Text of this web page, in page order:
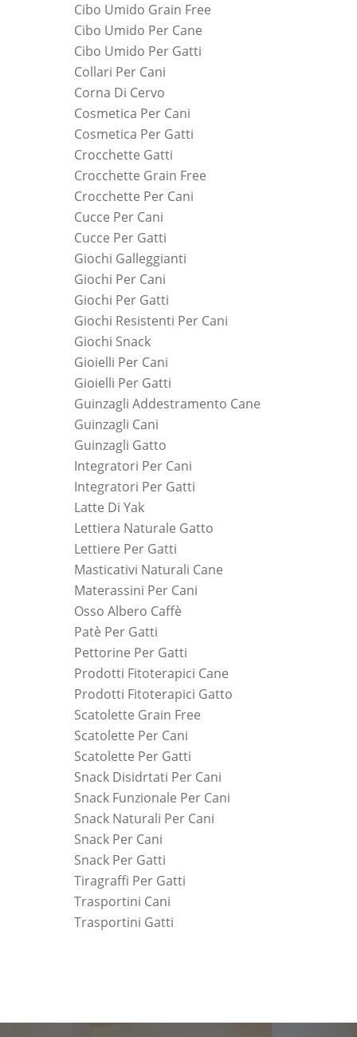
Cibo Umido Grain Free
Cibo Umido Per Cane
Cibo Umido Per Gatti
Collari Per Cani
Corna Di Cervo
Cosmetica Per Cani
Cosmetica Per Gatti
Crocchette Gatti
Crocchette Grain Free
Crocchette Per Cani
Cucce Per Cani
Cucce Per Gatti
Giochi Galleggianti
Giochi Per Cani
Giochi Per Gatti
Giochi Resistenti Per Cani
Giochi Snack
Gioielli Per Cani
Gioielli Per Gatti
Guinzagli Addestramento Cane
Guinzagli Cani
Guinzagli Gatto
Integratori Per Cani
Integratori Per Gatti
Latte Di Yak
Lettiera Naturale Gatto
Lettiere Per Gatti
Masticativi Naturali Cane
Materassini Per Cani
Osso Albero Caffè
Patè Per Gatti
Pettorine Per Gatti
Prodotti Fitoterapici Cane
Prodotti Fitoterapici Gatto
Scatolette Grain Free
Scatolette Per Cani
Scatolette Per Gatti
Snack Disidrtati Per Cani
Snack Funzionale Per Cani
Snack Naturali Per Cani
Snack Per Cani
Snack Per Gatti
Tiragraffi Per Gatti
Trasportini Cani
Trasportini Gatti